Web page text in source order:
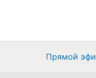
Прямой